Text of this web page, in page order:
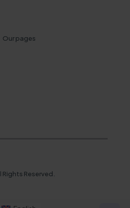
Our pages
Reserved.